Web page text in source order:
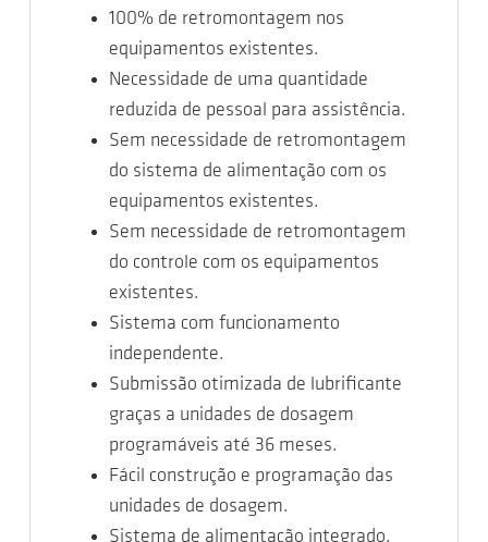
100% de retromontagem nos
equipamentos existentes.
Necessidade de uma quantidade
reduzida de pessoal para assistência.
Sem necessidade de retromontagem
do sistema de alimentação com os
equipamentos existentes.
Sem necessidade de retromontagem
do controle com os equipamentos
existentes.
Sistema com funcionamento
independente.
Submissão otimizada de lubrificante
graças a unidades de dosagem
programáveis até 36 meses.
Fácil construção e programação das
unidades de dosagem.
Sistema de alimentação integrado.